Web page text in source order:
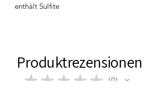
enthält Sulfite
Produktrezensionen
★ ★ ★ ★ ★ 0
0